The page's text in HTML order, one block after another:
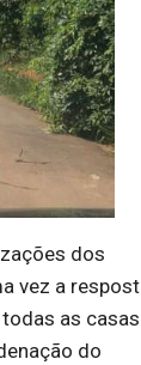
dos
vez a
as casas
do